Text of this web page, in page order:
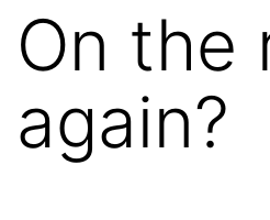
On the
again?